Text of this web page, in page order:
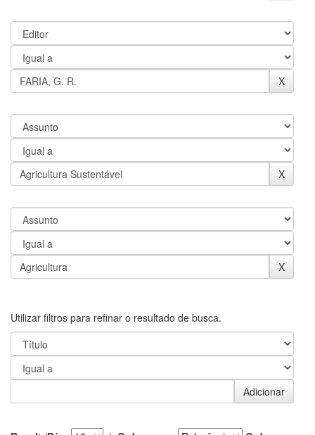
Utilizar filtros para refinar o resultado de busca.